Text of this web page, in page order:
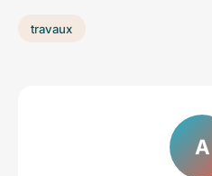
travaux
A